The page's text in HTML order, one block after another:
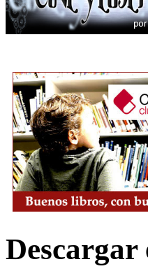
Descargar